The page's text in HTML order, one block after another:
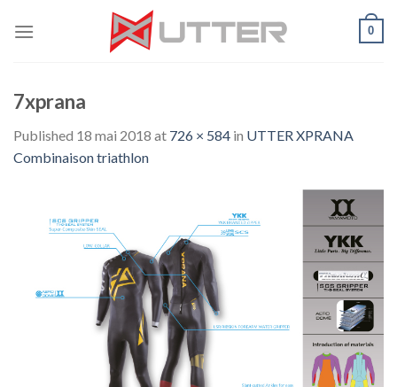
0
7xprana
Published 18 mai 2018 at 726 × 584 in UTTER XPRANA
Combinaison triathlon